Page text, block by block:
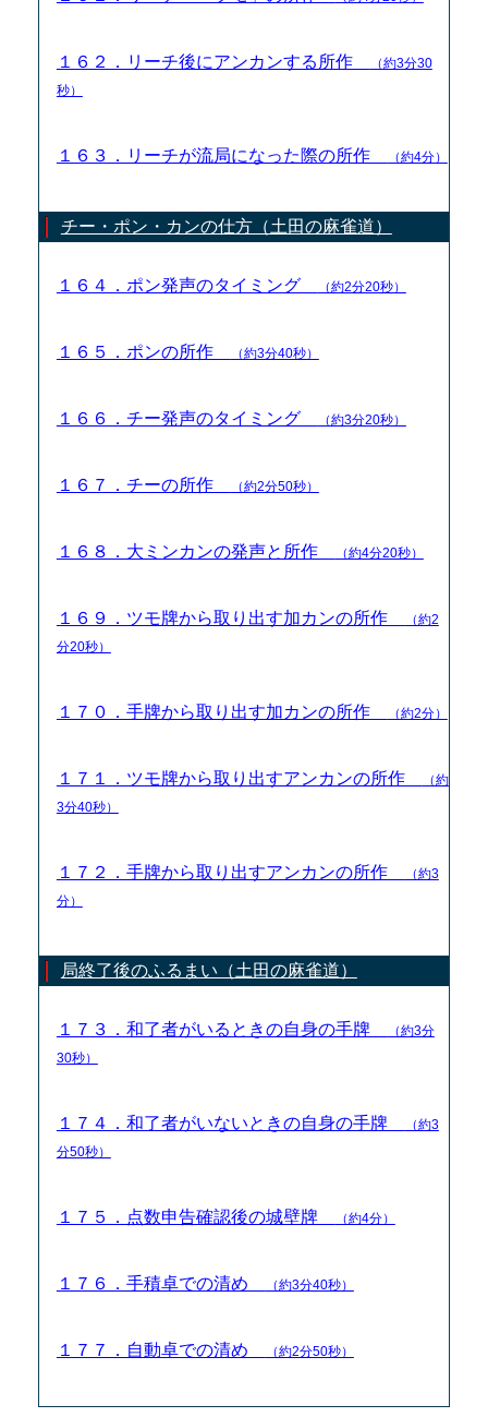
１６２．リーチ後にアンカンする所作
（約3分30
秒）
１６３．リーチが流局になった際の所作 （約4分）
チー・ポン・カンの仕方（土田の麻雀道）
１６４．ポン発声のタイミング （約2分20秒）
１６５．ポンの所作 （約3分40秒）
１６６．チー発声のタイミング （約3分20秒）
１６７．チーの所作 （約2分50秒）
１６８．大ミンカンの発声と所作 （約4分20秒）
１６９．ツモ牌から取り出す加カンの所作
（約2
分20秒）
１７０．手牌から取り出す加カンの所作 （約2分）
１７１．ツモ牌から取り出すアンカンの所作
（約
3分40秒）
１７２．手牌から取り出すアンカンの所作
（約3
分）
局終了後のふるまい（土田の麻雀道）
１７３．和了者がいるときの自身の手牌
（約3分
30秒）
１７４．和了者がいないときの自身の手牌
（約3
分50秒）
１７５．点数申告確認後の城壁牌 （約4分）
１７６．手積卓での清め （約3分40秒）
１７７．自動卓での清め （約2分50秒）